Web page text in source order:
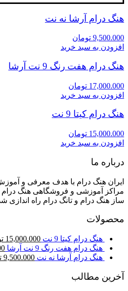
هنگ درام آرشا نه نت
9,500.000 تومان
افزودن به سبد خرید
هنگ درام هفت رنگ 9 نت آرشا
17,000.000 تومان
افزودن به سبد خرید
هنگ درام کیتا 9 نت
15,000.000 تومان
افزودن به سبد خرید
درباره ما
ایران هنگ درام با هدف معرفی و
مراکز آموزشی و فروشگاهی هنگ درام
ساز هنگ درام و تانگ درام راه اندازی
محصولات
هنگ درام کیتا 9 نت 15,000.000
هنگ درام هفت رنگ 9 نت آرشا
هنگ درام آرشا نه نت 9,500.000
آخرین مطالب